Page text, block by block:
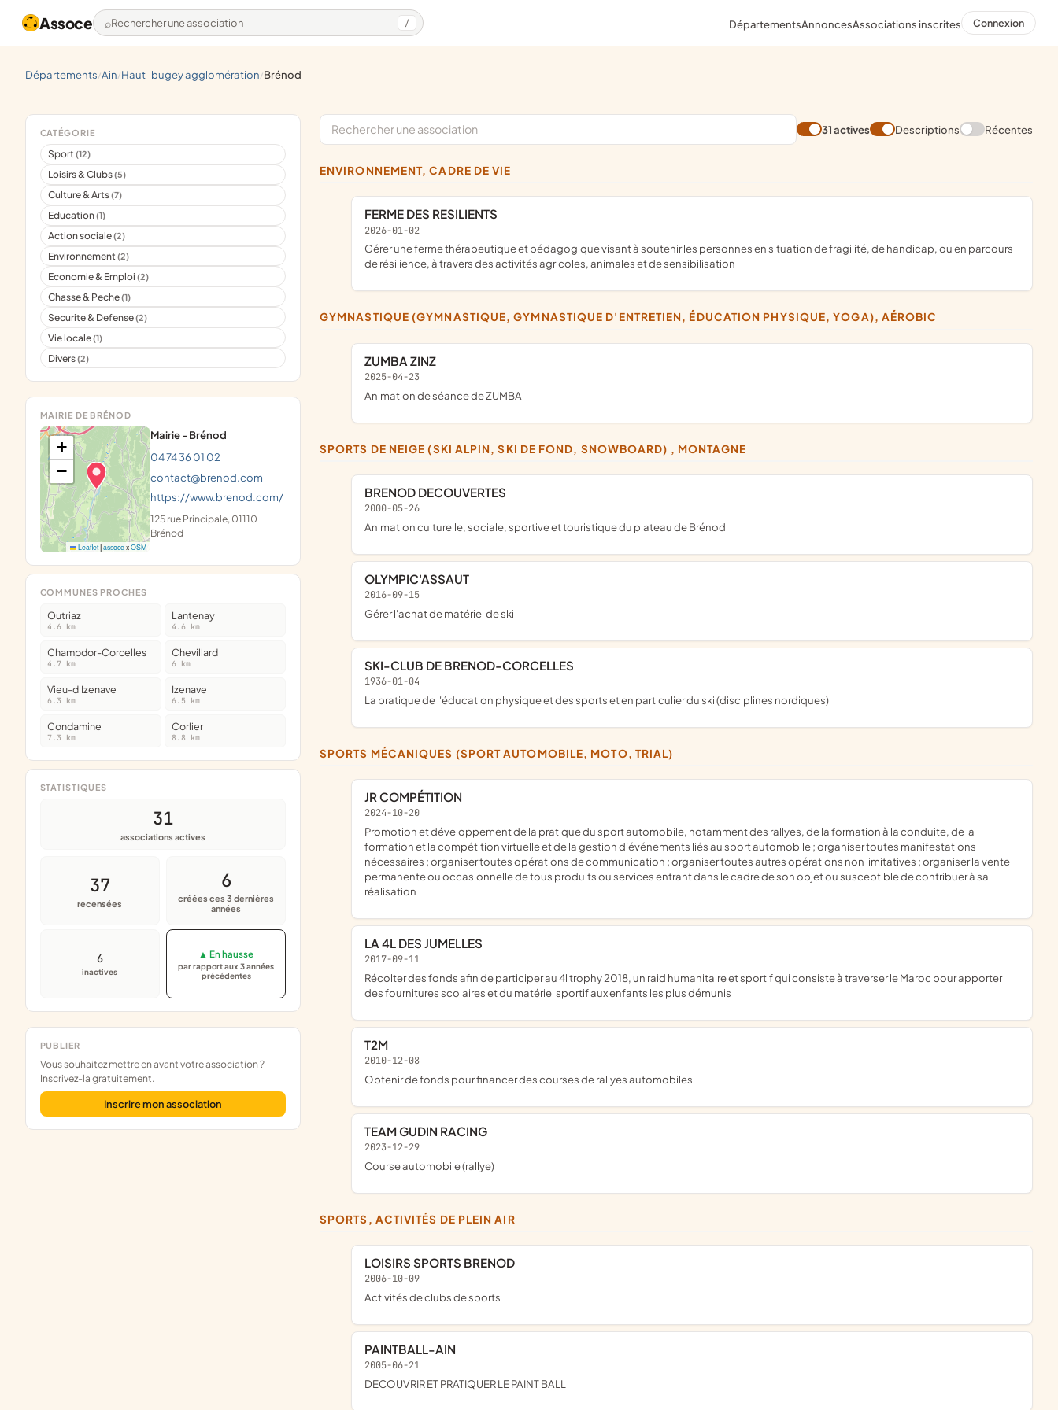
Assoce Rechercher une association / DépartementsAnnoncesAssociations inscrites Connexion
départements/ ain/ haut-bugey agglomération/ brénod
CATÉGORIE
Sport(12)
Loisirs & Clubs(5)
Culture & Arts(7)
Education(1)
Action sociale(2)
Environnement(2)
Economie & Emploi(2)
Chasse & Peche(1)
Securite & Defense(2)
Vie locale(1)
Divers(2)
STATISTIQUES
31
associations actives
37
recensées
6
créées ces 3 dernières
années
6
inactives
▲ En hausse
par rapport aux 3 années
précédentes
PUBLIER
Vous souhaitez mettre en avant votre association ?
Inscrivez-la gratuitement.
Inscrire mon association
31 actives Descriptions Récentes
ENVIRONNEMENT, CADRE DE VIE
FERME DES RESILIENTS
2026-01-02
gérer une ferme thérapeutique et pédagogique visant à soutenir les personnes en situation de fragilité, de handicap, ou en parcours
de résilience, à travers des activités agricoles, animales et de sensibilisation
GYMNASTIQUE (GYMNASTIQUE, GYMNASTIQUE D'ENTRETIEN, ÉDUCATION PHYSIQUE, YOGA), AÉROBIC
ZUMBA ZINZ
2025-04-23
animation de séance de ZUMBA
SPORTS DE NEIGE (SKI ALPIN, SKI DE FOND, SNOWBOARD) , MONTAGNE
BRENOD DECOUVERTES
2000-05-26
animation culturelle, sociale, sportive et touristique du plateau de Brénod
OLYMPIC'ASSAUT
2016-09-15
gérer l'achat de matériel de ski
SKI-CLUB DE BRENOD-CORCELLES
1936-01-04
la pratique de l'éducation physique et des sports et en particulier du ski (disciplines nordiques)
SPORTS MÉCANIQUES (SPORT AUTOMOBILE, MOTO, TRIAL)
JR COMPÉTITION
2024-10-20
promotion et développement de la pratique du sport automobile, notamment des rallyes, de la formation à la conduite, de la
formation et la compétition virtuelle et de la gestion d'événements liés au sport automobile ; organiser toutes manifestations
nécessaires ; organiser toutes opérations de communication ; organiser toutes autres opérations non limitatives ; organiser la vente
permanente ou occasionnelle de tous produits ou services entrant dans le cadre de son objet ou susceptible de contribuer à sa
réalisation
LA 4L DES JUMELLES
2017-09-11
récolter des fonds afin de participer au 4l trophy 2018, un raid humanitaire et sportif qui consiste à traverser le Maroc pour apporter
des fournitures scolaires et du matériel sportif aux enfants les plus démunis
T2M
2010-12-08
obtenir de fonds pour financer des courses de rallyes automobiles
TEAM GUDIN RACING
2023-12-29
course automobile (rallye)
SPORTS, ACTIVITÉS DE PLEIN AIR
LOISIRS SPORTS BRENOD
2006-10-09
Activités de clubs de sports
PAINTBALL-AIN
2005-06-21
DECOUVRIR ET PRATIQUER LE PAINT BALL
MAIRIE DE BRÉNOD
+
−
Leaflet|assocexOSM
Mairie - Brénod
04 74 36 01 02
contact@brenod.com
https://www.brenod.com/
125 rue Principale, 01110
Brénod
COMMUNES PROCHES
Outriaz
4.6 km
Lantenay
4.6 km
Champdor-Corcelles
4.7 km
Chevillard
6 km
Vieu-d'Izenave
6.3 km
Izenave
6.5 km
Condamine
7.3 km
Corlier
8.8 km